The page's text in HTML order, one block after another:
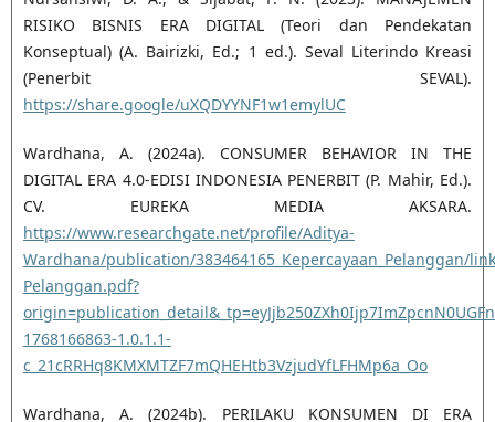
RISIKO BISNIS ERA DIGITAL (Teori dan Pendekatan
Konseptual) (A. Bairizki, Ed.; 1 ed.). Seval Literindo Kreasi
(Penerbit SEVAL).
https://share.google/uXQDYYNF1w1emylUC
Wardhana, A. (2024a). CONSUMER BEHAVIOR IN THE
DIGITAL ERA 4.0-EDISI INDONESIA PENERBIT (P. Mahir, Ed.).
CV. EUREKA MEDIA AKSARA.
https://www.researchgate.net/profile/Aditya-
Wardhana/publication/383464165_Kepercayaan_Pelanggan/
Pelanggan.pdf?
1768166863-1.0.1.1-
c_21cRRHq8KMXMTZF7mQHEHtb3VzjudYfLFHMp6a_Oo
Wardhana, A. (2024b). PERILAKU KONSUMEN DI ERA